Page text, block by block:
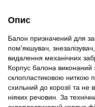
Опис
Балон призначений для
пом'якшувач,
видалення механічних
Корпус балона виконаний
склопластиковою
схильний до корозії та не
ніяких речовин. За